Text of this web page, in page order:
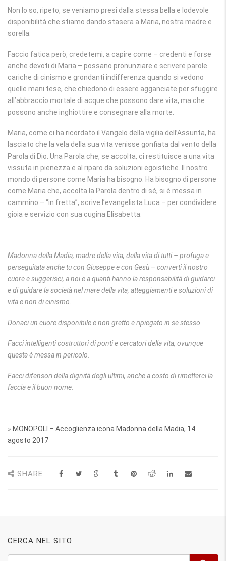
Non lo so, ripeto, se veniamo presi dalla stessa bella e lodevole
disponibilità che stiamo dando stasera a Maria, nostra madre e
sorella.
Faccio fatica però, credetemi, a capire come – credenti e forse
anche devoti di Maria – possano pronunziare e scrivere parole
cariche di cinismo e grondanti indifferenza quando si vedono
quelle mani tese, che chiedono di essere agganciate per sfuggire
all’abbraccio mortale di acque che possono dare vita, ma che
possono anche inghiottire e consegnare alla morte.
Maria, come ci ha ricordato il Vangelo della vigilia dell’Assunta, ha
lasciato che la vela della sua vita venisse gonfiata dal vento della
Parola di Dio. Una Parola che, se accolta, ci restituisce a una vita
vissuta in pienezza e al riparo da soluzioni egoistiche. Il nostro
mondo di persone come Maria ha bisogno. Ha bisogno di persone
come Maria che, accolta la Parola dentro di sé, si è messa in
cammino – “in fretta”, scrive l’evangelista Luca – per condividere
gioia e servizio con sua cugina Elisabetta.
Madonna della Madia, madre della vita, della vita di tutti – profuga e
perseguitata anche tu con Giuseppe e con Gesù – converti il nostro
cuore e suggerisci, a noi e a quanti hanno la responsabilità di guidarci
e di guidare la società nel mare della vita, atteggiamenti e soluzioni di
vita e non di cinismo.
Donaci un cuore disponibile e non gretto e ripiegato in se stesso.
Facci intelligenti costruttori di ponti e cercatori della vita, ovunque
questa è messa in pericolo.
Facci difensori della dignità degli ultimi, anche a costo di rimetterci la
faccia e il buon nome.
» MONOPOLI – Accoglienza icona Madonna della Madia, 14
agosto 2017
SHARE
CERCA NEL SITO